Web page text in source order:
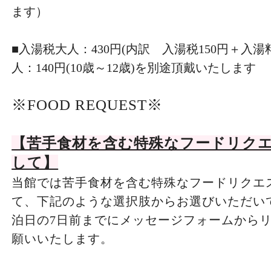
ます）
■入湯税大人：430円(内訳 入湯税150円＋入湯
人：140円(10歳～12歳)を別途頂戴いたします
※FOOD REQUEST※
【苦手食材を含む特殊なフードリク
して】
当館では苦手食材を含む特殊なフードリクエ
て、下記のような選択肢からお選びいただい
泊日の7日前までにメッセージフォームから
願いいたします。